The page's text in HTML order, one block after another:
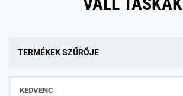
TERMÉKEK SZŰRŐJE
KEDVENC